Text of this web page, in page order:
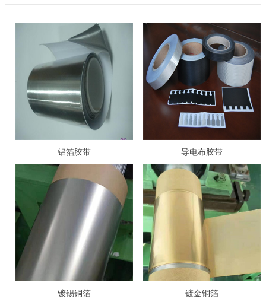
铝箔胶带 导电布胶带
镀锡铜箔 镀金铜箔